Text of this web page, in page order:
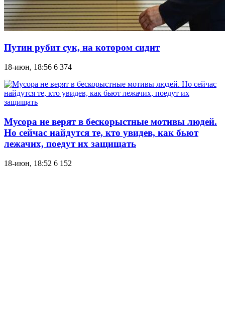
Путин рубит сук, на котором сидит
18-июн, 18:56 6 374
Мусора не верят в бескорыстные мотивы людей.
Но сейчас найдутся те, кто увидев, как бьют
лежачих, поедут их защищать
18-июн, 18:52 6 152